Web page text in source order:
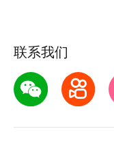
联系我们